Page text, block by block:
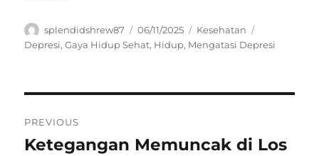
Author
splendidshrew87
Posted
on
06/11/2025 Categories
Kesehatan
Depresi,Gaya Hidup Sehat, Hidup, Mengatasi Depresi
pos
PREVIOUS
Previous
Ketegangan Memuncak di Los